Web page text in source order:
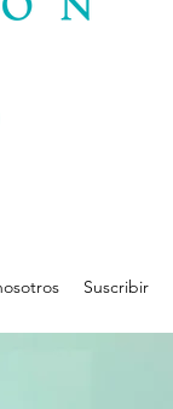
Suscribir